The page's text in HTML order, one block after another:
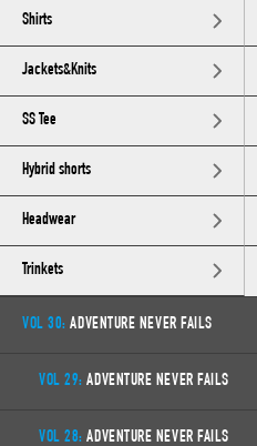
Shirts
Jackets&Knits
SS Tee
Hybrid shorts
Headwear
Trinkets
VOL 30: ADVENTURE NEVER FAILS
VOL 29: ADVENTURE NEVER FAILS
VOL 28: ADVENTURE NEVER FAILS